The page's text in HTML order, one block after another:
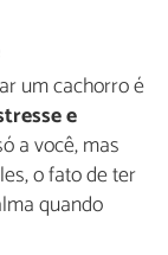
um cachorro é
e
a você, mas
o fato de ter
quando